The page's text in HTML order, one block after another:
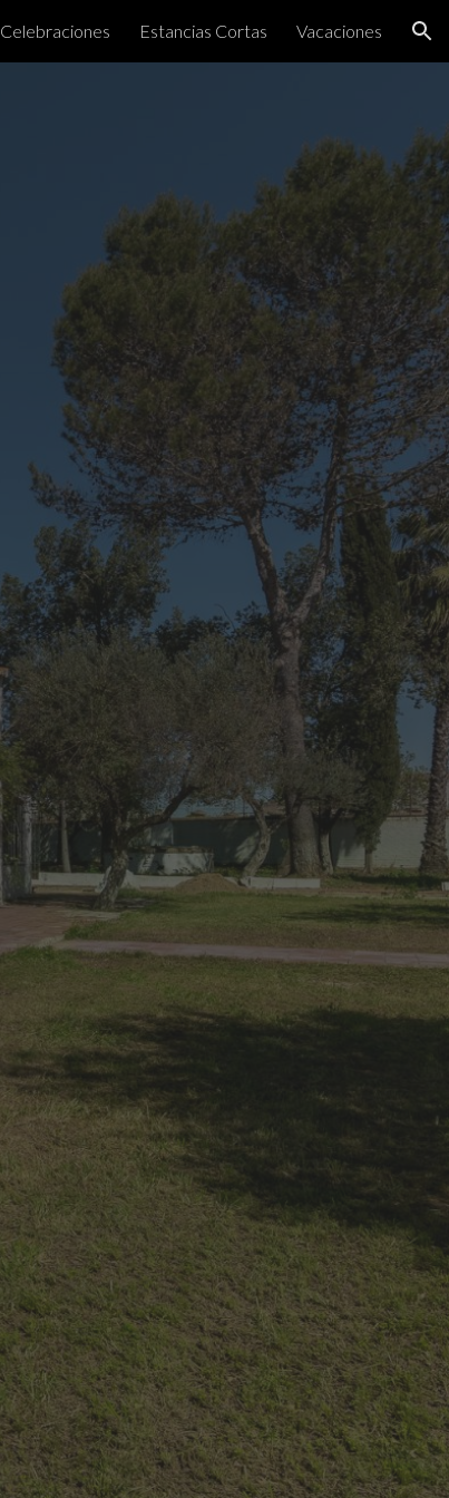
Celebraciones Estancias Cortas Vacaciones